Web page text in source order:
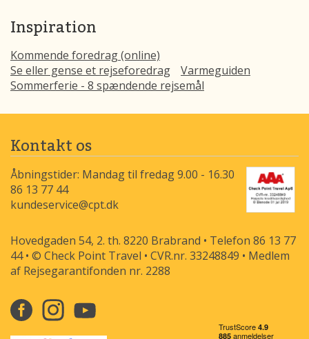
Inspiration
Kommende foredrag (online)
Se eller gense et rejseforedrag
Varmeguiden
Sommerferie - 8 spændende rejsemål
Kontakt os
Åbningstider: Mandag til fredag 9.00 - 16.30
86 13 77 44
kundeservice@cpt.dk
Hovedgaden 54, 2. th. 8220 Brabrand • Telefon 86 13 77
44 • © Check Point Travel • CVR.nr. 33248849 • Medlem
af Rejsegarantifonden nr. 2288